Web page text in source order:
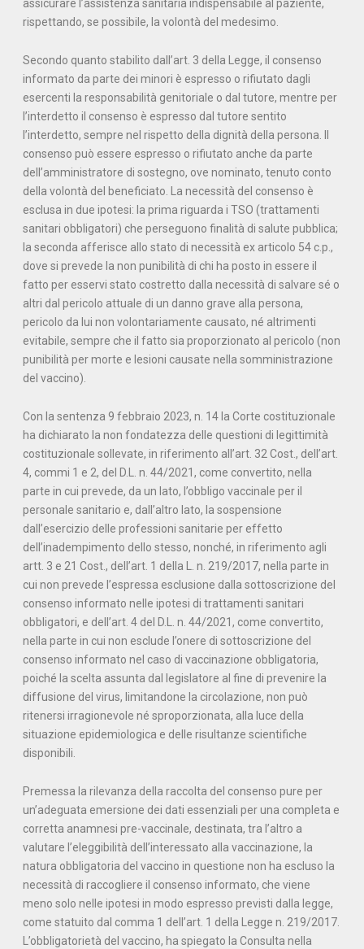
assicurare l’assistenza sanitaria indispensabile al paziente,
rispettando, se possibile, la volontà del medesimo.
Secondo quanto stabilito dall’art. 3 della Legge, il consenso
informato da parte dei minori è espresso o rifiutato dagli
esercenti la responsabilità genitoriale o dal tutore, mentre per
l’interdetto il consenso è espresso dal tutore sentito
l’interdetto, sempre nel rispetto della dignità della persona. Il
consenso può essere espresso o rifiutato anche da parte
dell’amministratore di sostegno, ove nominato, tenuto conto
della volontà del beneficiato. La necessità del consenso è
esclusa in due ipotesi: la prima riguarda i TSO (trattamenti
sanitari obbligatori) che perseguono finalità di salute pubblica;
la seconda afferisce allo stato di necessità ex articolo 54 c.p.,
dove si prevede la non punibilità di chi ha posto in essere il
fatto per esservi stato costretto dalla necessità di salvare sé o
altri dal pericolo attuale di un danno grave alla persona,
pericolo da lui non volontariamente causato, né altrimenti
evitabile, sempre che il fatto sia proporzionato al pericolo (non
punibilità per morte e lesioni causate nella somministrazione
del vaccino).
Con la sentenza 9 febbraio 2023, n. 14 la Corte costituzionale
ha dichiarato la non fondatezza delle questioni di legittimità
costituzionale sollevate, in riferimento all’art. 32 Cost., dell’art.
4, commi 1 e 2, del D.L. n. 44/2021, come convertito, nella
parte in cui prevede, da un lato, l’obbligo vaccinale per il
personale sanitario e, dall’altro lato, la sospensione
dall’esercizio delle professioni sanitarie per effetto
dell’inadempimento dello stesso, nonché, in riferimento agli
artt. 3 e 21 Cost., dell’art. 1 della L. n. 219/2017, nella parte in
cui non prevede l’espressa esclusione dalla sottoscrizione del
consenso informato nelle ipotesi di trattamenti sanitari
obbligatori, e dell’art. 4 del D.L. n. 44/2021, come convertito,
nella parte in cui non esclude l’onere di sottoscrizione del
consenso informato nel caso di vaccinazione obbligatoria,
poiché la scelta assunta dal legislatore al fine di prevenire la
diffusione del virus, limitandone la circolazione, non può
ritenersi irragionevole né sproporzionata, alla luce della
situazione epidemiologica e delle risultanze scientifiche
disponibili.
Premessa la rilevanza della raccolta del consenso pure per
un’adeguata emersione dei dati essenziali per una completa e
corretta anamnesi pre-vaccinale, destinata, tra l’altro a
valutare l’eleggibilità dell’interessato alla vaccinazione, la
natura obbligatoria del vaccino in questione non ha escluso la
necessità di raccogliere il consenso informato, che viene
meno solo nelle ipotesi in modo espresso previsti dalla legge,
come statuito dal comma 1 dell’art. 1 della Legge n. 219/2017.
L’obbligatorietà del vaccino, ha spiegato la Consulta nella